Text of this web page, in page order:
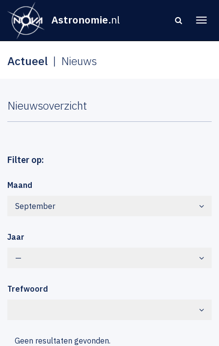
Astronomie.nl
Actueel Nieuws
Nieuwsoverzicht
Filter op:
Maand
September
Jaar
—
Trefwoord
Geen resultaten gevonden.